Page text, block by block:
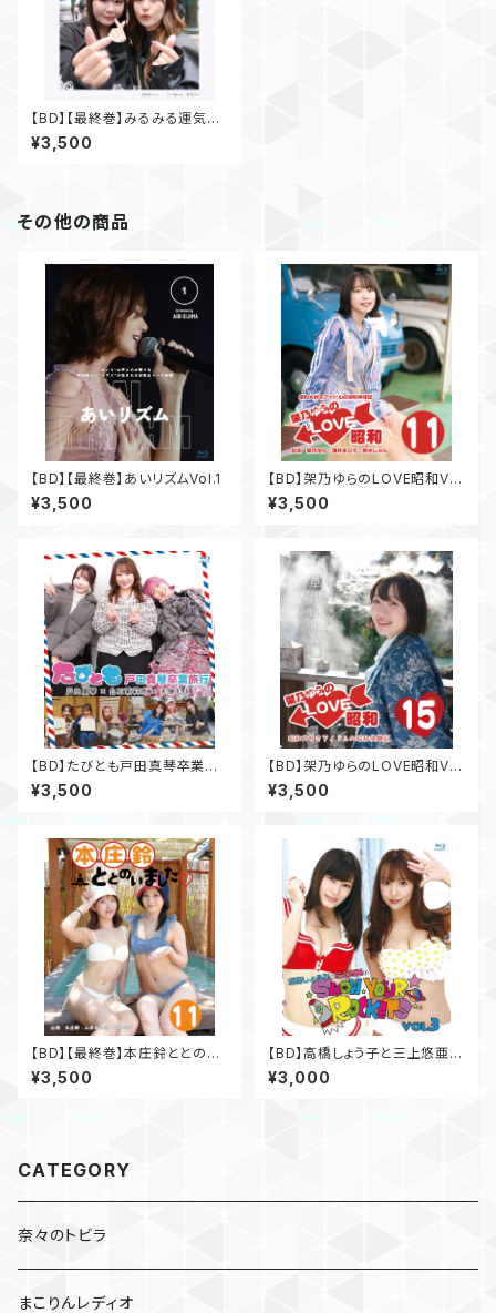
【BD】【最終巻】みるみる運気向
上委員会Vol.2
¥3,500
その他の商品
【BD】【最終巻】あいリズムVol.1
¥3,500
【BD】架乃ゆらのLOVE昭和Vo
l.11
¥3,500
【BD】たびとも戸田真琴卒業旅
行
¥3,500
【BD】架乃ゆらのLOVE昭和Vo
l.15 草津温泉編
¥3,500
【BD】【最終巻】本庄鈴ととのい
ました♡Vol.11
¥3,500
【BD】高橋しょう子と三上悠亜の
Show your rockets Vol.3
¥3,000
CATEGORY
奈々のトビラ
まこりんレディオ